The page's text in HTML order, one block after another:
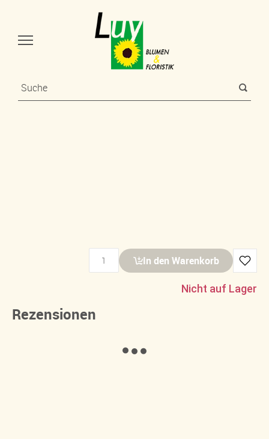
In den Warenkorb
Nicht auf Lager
Rezensionen